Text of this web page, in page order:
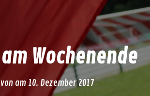
Wochenende
am 10. Dezember 2017